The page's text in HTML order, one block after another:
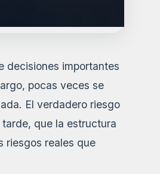
decisiones importantes
pocas veces se
El verdadero riesgo
que la estructura
riesgos reales que